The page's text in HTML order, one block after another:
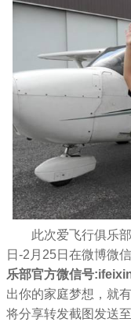
此次爱飞行俱乐部“
日-2月25日在微博微
乐部官方微信号
出你的家庭梦想，就
将分享转发截图发送